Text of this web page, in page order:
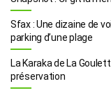
Sfax : Une dizaine de
parking d’une plage
La Karaka de La
préservation